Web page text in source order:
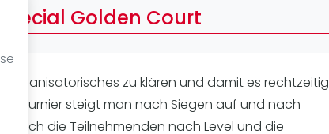
Golden Court
Organisatorisches zu klären und damit es rechtzeitig
Turnier steigt man nach Siegen auf und nach
sich die Teilnehmenden nach Level und die